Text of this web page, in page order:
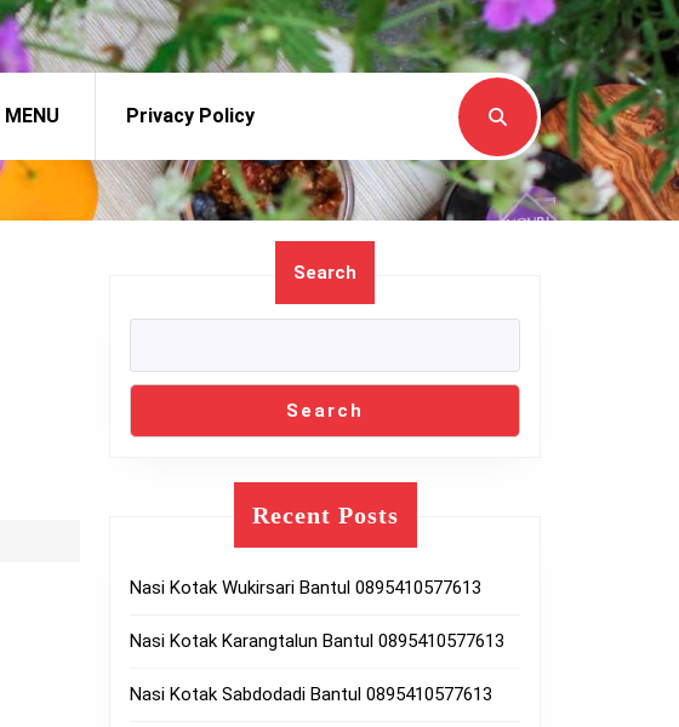
MENU Privacy Policy
Search
Search
Recent Posts
Nasi Kotak Wukirsari Bantul 0895410577613
Nasi Kotak Karangtalun Bantul 0895410577613
Nasi Kotak Sabdodadi Bantul 0895410577613